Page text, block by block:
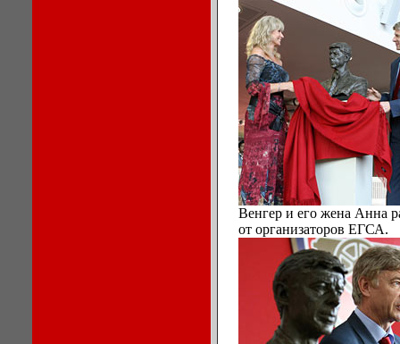
Венгер и его жена Анна
от организаторов ЕГСА.